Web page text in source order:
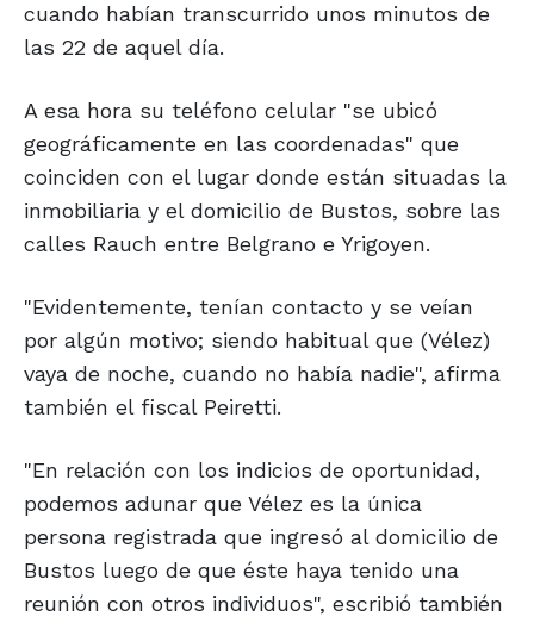
cuando habían transcurrido unos minutos de
las 22 de aquel día.
A esa hora su teléfono celular "se ubicó
geográficamente en las coordenadas" que
coinciden con el lugar donde están situadas la
inmobiliaria y el domicilio de Bustos, sobre las
calles Rauch entre Belgrano e Yrigoyen.
"Evidentemente, tenían contacto y se veían
por algún motivo; siendo habitual que (Vélez)
vaya de noche, cuando no había nadie", afirma
también el fiscal Peiretti.
"En relación con los indicios de oportunidad,
podemos adunar que Vélez es la única
persona registrada que ingresó al domicilio de
Bustos luego de que éste haya tenido una
reunión con otros individuos", escribió también